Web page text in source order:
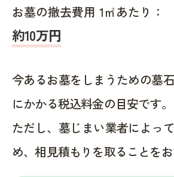
お墓の撤去費用 1㎡あたり：
約10万円
今あるお墓をしまうための墓
にかかる税込料金の目安です。
ただし、墓じまい業者によっ
め、相見積もりを取ることをお